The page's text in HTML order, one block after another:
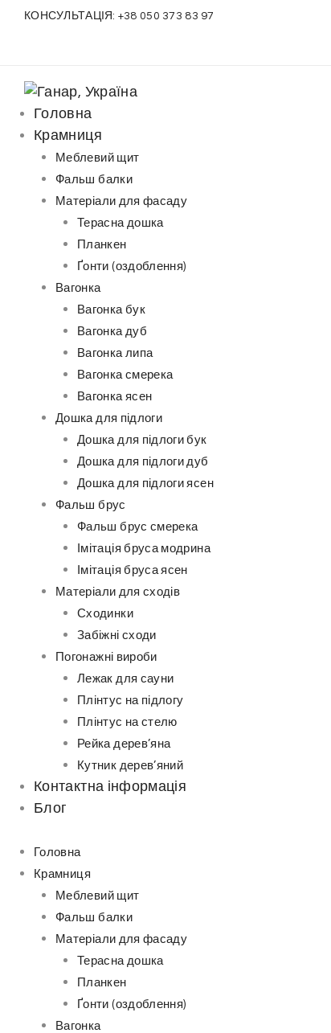
КОНСУЛЬТАЦІЯ: +38 050 373 83 97
Головна
Крамниця
Меблевий щит
Фальш балки
Матеріали для фасаду
Терасна дошка
Планкен
Ґонти (оздоблення)
Вагонка
Вагонка бук
Вагонка дуб
Вагонка липа
Вагонка смерека
Вагонка ясен
Дошка для підлоги
Дошка для підлоги бук
Дошка для підлоги дуб
Дошка для підлоги ясен
Фальш брус
Фальш брус смерека
Імітація бруса модрина
Імітація бруса ясен
Матеріали для сходів
Сходинки
Забіжні сходи
Погонажні вироби
Лежак для сауни
Плінтус на підлогу
Плінтус на стелю
Рейка дерев’яна
Кутник дерев’яний
Контактна інформація
Блог
Головна
Крамниця
Меблевий щит
Фальш балки
Матеріали для фасаду
Терасна дошка
Планкен
Ґонти (оздоблення)
Вагонка